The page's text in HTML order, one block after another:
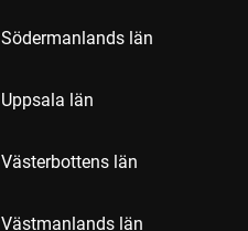
Södermanlands län
Uppsala län
Västerbottens län
Västmanlands län